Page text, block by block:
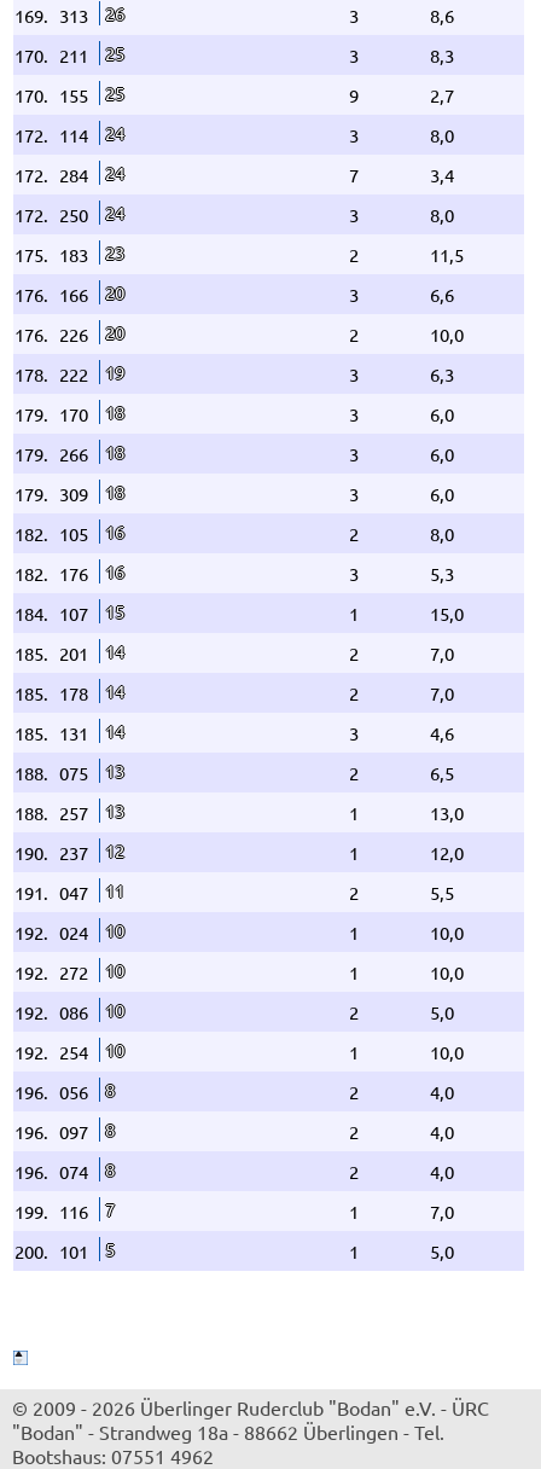
169. 313 26 3
8,6
170. 211 25 3
8,3
170. 155 25 9
2,7
172. 114 24 3
8,0
172. 284 24 7
3,4
172. 250 24 3
8,0
175. 183 23 2
11,5
176. 166 20 3
6,6
176. 226 20 2
10,0
178. 222 19 3
6,3
179. 170 18 3
6,0
179. 266 18 3
6,0
179. 309 18 3
6,0
182. 105 16 2
8,0
182. 176 16 3
5,3
184. 107 15 1
15,0
185. 201 14 2
7,0
185. 178 14 2
7,0
185. 131 14 3
4,6
188. 075 13 2
6,5
188. 257 13 1
13,0
190. 237 12 1
12,0
191. 047 11 2
5,5
192. 024 10 1
10,0
192. 272 10 1
10,0
192. 086 10 2
5,0
192. 254 10 1
10,0
196. 056 8 2
4,0
196. 097 8 2
4,0
196. 074 8 2
4,0
199. 116 7 1
7,0
200. 101 5 1 5,0
© 2009 - 2026 Überlinger Ruderclub "Bodan" e.V. - ÜRC
"Bodan" - Strandweg 18a - 88662 Überlingen - Tel.
Bootshaus: 07551 4962